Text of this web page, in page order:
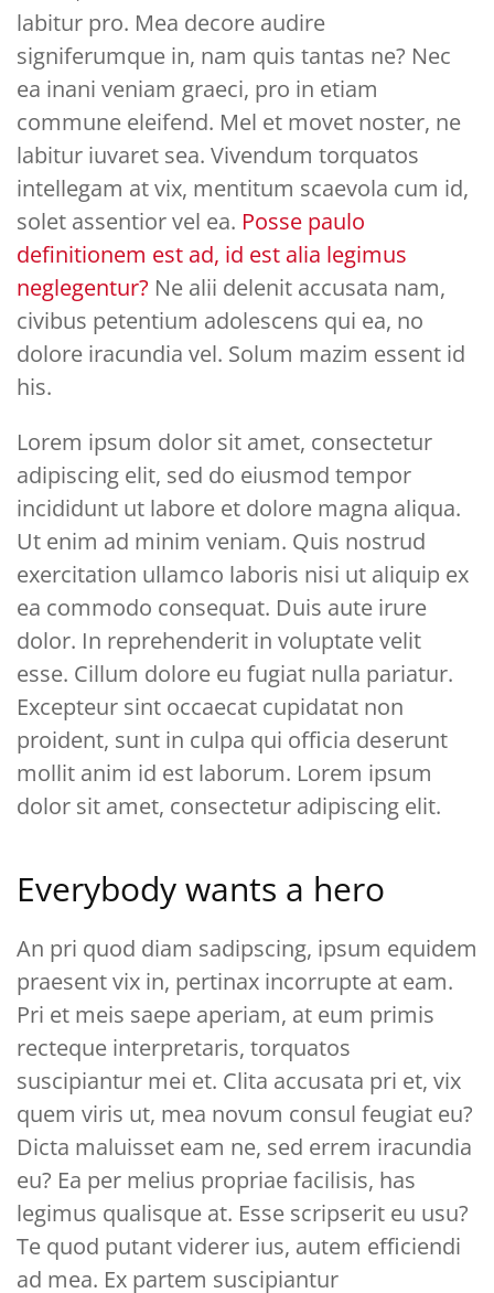
labitur pro. Mea decore audire
signiferumque in, nam quis tantas ne? Nec
ea inani veniam graeci, pro in etiam
commune eleifend. Mel et movet noster, ne
labitur iuvaret sea. Vivendum torquatos
intellegam at vix, mentitum scaevola cum id,
solet assentior vel ea. Posse paulo
definitionem est ad, id est alia legimus
neglegentur? Ne alii delenit accusata nam,
civibus petentium adolescens qui ea, no
dolore iracundia vel. Solum mazim essent id
his.
Lorem ipsum dolor sit amet, consectetur
adipiscing elit, sed do eiusmod tempor
incididunt ut labore et dolore magna aliqua.
Ut enim ad minim veniam. Quis nostrud
exercitation ullamco laboris nisi ut aliquip ex
ea commodo consequat. Duis aute irure
dolor. In reprehenderit in voluptate velit
esse. Cillum dolore eu fugiat nulla pariatur.
Excepteur sint occaecat cupidatat non
proident, sunt in culpa qui officia deserunt
mollit anim id est laborum. Lorem ipsum
dolor sit amet, consectetur adipiscing elit.
Everybody wants a hero
An pri quod diam sadipscing, ipsum equidem
praesent vix in, pertinax incorrupte at eam.
Pri et meis saepe aperiam, at eum primis
recteque interpretaris, torquatos
suscipiantur mei et. Clita accusata pri et, vix
quem viris ut, mea novum consul feugiat eu?
Dicta maluisset eam ne, sed errem iracundia
eu? Ea per melius propriae facilisis, has
legimus qualisque at. Esse scripserit eu usu?
Te quod putant viderer ius, autem efficiendi
ad mea. Ex partem suscipiantur